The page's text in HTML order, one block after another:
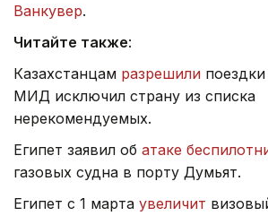
Ванкувер.
Читайте также:
Казахстанцам разрешили
МИД исключил страну из списка
нерекомендуемых.
Египет заявил об атаке
газовых судна в порту Думьят.
Египет с 1 марта увеличит